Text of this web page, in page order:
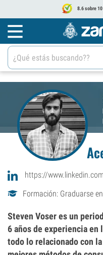
8.6 sobre
https://
Formación: Graduarse
Steven Voser es un
6 años de experiencia
todo lo relacionado con